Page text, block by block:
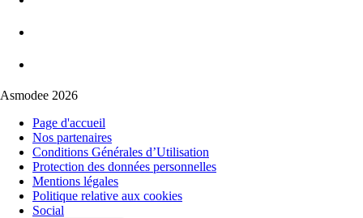
Asmodee 2026
Page d'accueil
Nos partenaires
Conditions Générales d’Utilisation
Protection des données personnelles
Mentions légales
Politique relative aux cookies
Social